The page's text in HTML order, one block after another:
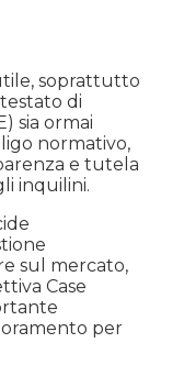
soprattutto
di
sia ormai
normativo,
e tutela
inquilini.
sul mercato,
Case
per